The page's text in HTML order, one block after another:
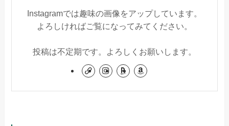
Instagramでは趣味の画像をアップしています。
よろしければご覧になってみてください。
投稿は不定期です。よろしくお願いします。